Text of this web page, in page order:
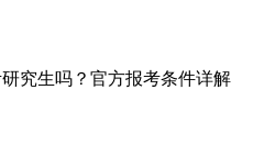
究生吗？官方报考条件详解